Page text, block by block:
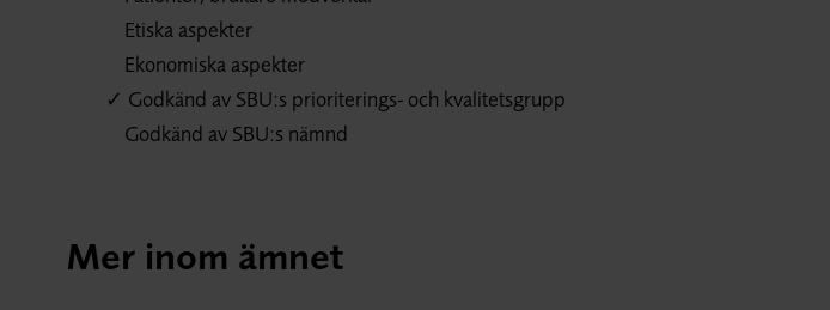
Etiska aspekter
Ekonomiska aspekter
✓ Godkänd av SBU:s prioriterings- och kvalitetsgrupp
Godkänd av SBU:s nämnd
Mer inom ämnet